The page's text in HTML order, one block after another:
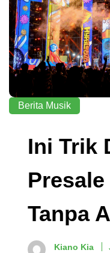
Berita Musik
Ini Trik
Tanpa
Kiano Kia